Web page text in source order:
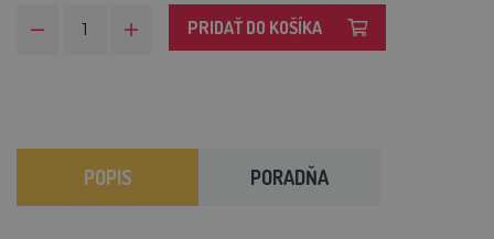
PRIDAŤ DO KOŠÍKA
POPIS PORADŇA